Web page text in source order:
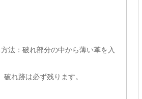
法：破れ部分の中から薄い革を入
れ跡は必ず残ります。